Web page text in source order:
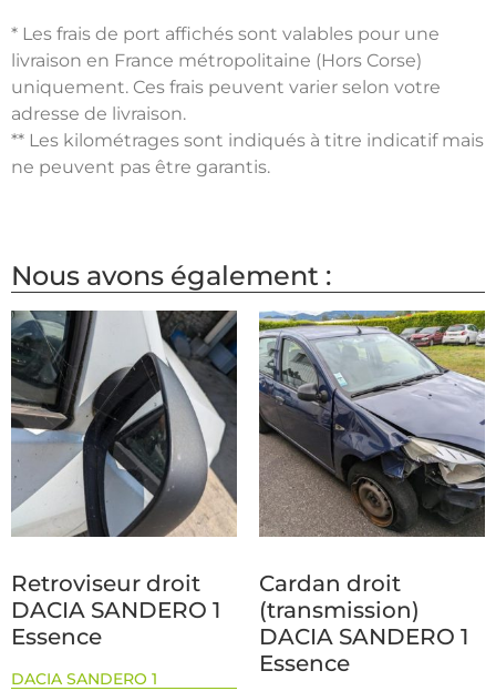
* Les frais de port affichés sont valables pour une
livraison en France métropolitaine (Hors Corse)
uniquement. Ces frais peuvent varier selon votre
adresse de livraison.
** Les kilométrages sont indiqués à titre indicatif mais
ne peuvent pas être garantis.
Nous avons également :
Retroviseur droit
DACIA SANDERO 1
Essence
DACIA SANDERO 1
Cardan droit
(transmission)
DACIA SANDERO 1
Essence